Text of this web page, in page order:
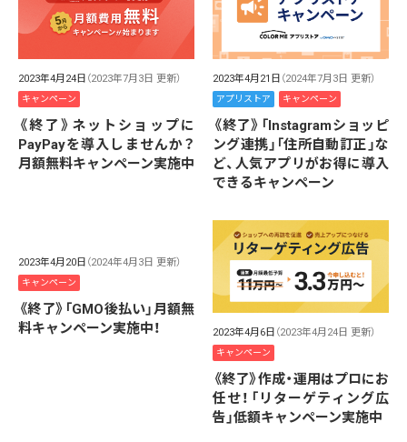
2023年4月24日 （2023年7月3日 更新）
キャンペーン
《終了》ネットショップに
PayPayを導入しませんか？
月額無料キャンペーン実施中
2023年4月21日 （2024年7月3日 更新）
アプリストア キャンペーン
《終了》「Instagramショッピ
ング連携」「住所自動訂正」な
ど、人気アプリがお得に導入
できるキャンペーン
2023年4月20日 （2024年4月3日 更新）
キャンペーン
《終了》「GMO後払い」月額無
料キャンペーン実施中！
2023年4月6日 （2023年4月24日 更新）
キャンペーン
《終了》作成・運用はプロにお
任せ！「リターゲティング広
告」低額キャンペーン実施中